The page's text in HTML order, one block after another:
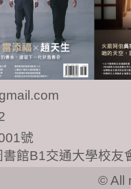
號
館B1交通大學校友
© All